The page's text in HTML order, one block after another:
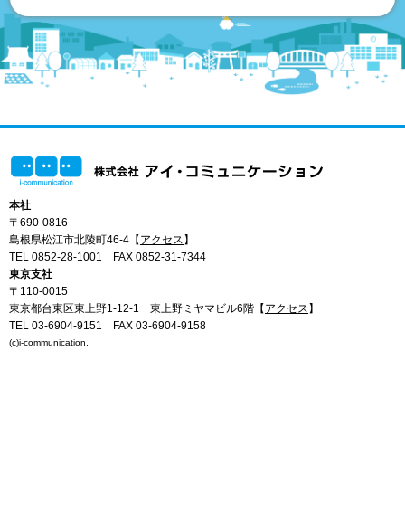
本社
〒690-0816
島根県松江市北陵町46-4【 アクセス 】
TEL 0852-28-1001
FAX 0852-31-7344
東京支社
〒110-0015
東京都台東区東上野1-12-1 東上野ミヤマビル6階【 アクセス 】
TEL 03-6904-9151
FAX 03-6904-9158
(c)i-communication.